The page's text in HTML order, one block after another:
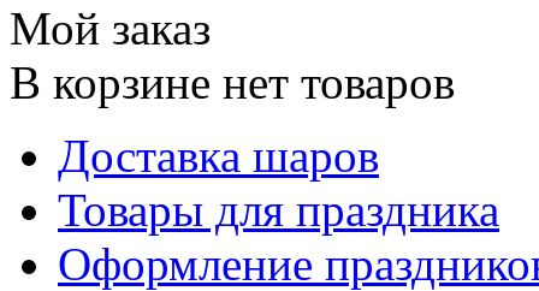
Мой заказ
В корзине нет товаров
Доставка шаров
Товары для праздника
Оформление